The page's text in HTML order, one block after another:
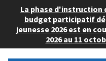
La phase d'instruction
budget participatif
jeunesse 2026 est en
2026 au 11